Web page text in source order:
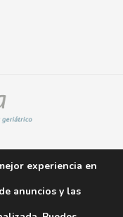
experiencia en
anuncios y las